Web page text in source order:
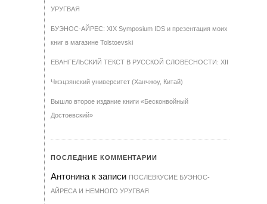
УРУГВАЯ
БУЭНОС-АЙРЕС: XIX Symposium IDS и презентация моих
книг в магазине Tolstoevski
ЕВАНГЕЛЬСКИЙ ТЕКСТ В РУССКОЙ СЛОВЕСНОСТИ: XII
Чжэцзянский университет (Ханчжоу, Китай)
Вышло второе издание книги «Бесконвойный
Достоевский»
ПОСЛЕДНИЕ КОММЕНТАРИИ
Антонина к записи ПОСЛЕВКУСИЕ БУЭНОС-
АЙРЕСА И НЕМНОГО УРУГВАЯ